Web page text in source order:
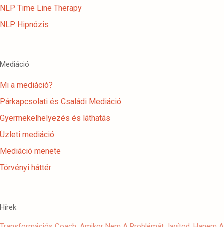
NLP Time Line Therapy
NLP Hipnózis
Mediáció
Mi a mediáció?
Párkapcsolati és Családi Mediáció
Gyermekelhelyezés és láthatás
Üzleti mediáció
Mediáció menete
Törvényi háttér
Hírek